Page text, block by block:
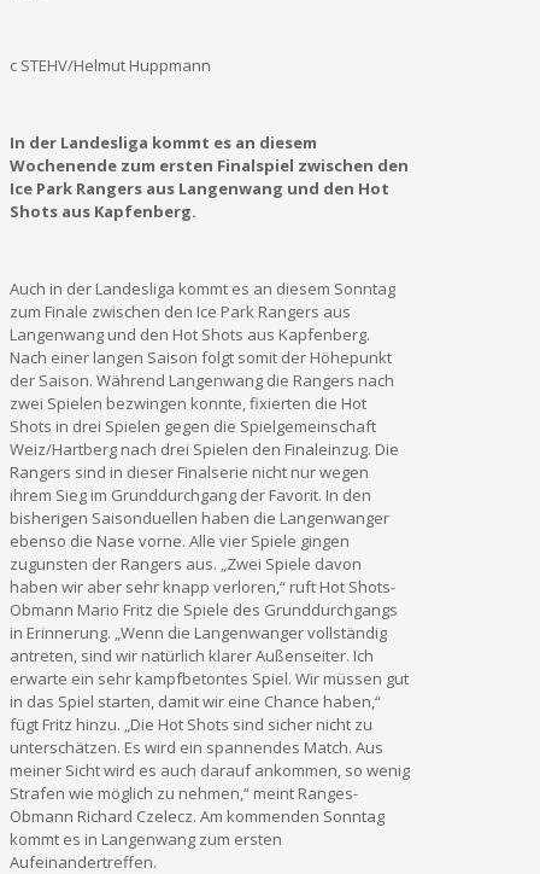
c STEHV/Helmut Huppmann
In der Landesliga kommt es an diesem
Wochenende zum ersten Finalspiel zwischen den
Ice Park Rangers aus Langenwang und den Hot
Shots aus Kapfenberg.
Auch in der Landesliga kommt es an diesem Sonntag
zum Finale zwischen den Ice Park Rangers aus
Langenwang und den Hot Shots aus Kapfenberg.
Nach einer langen Saison folgt somit der Höhepunkt
der Saison. Während Langenwang die Rangers nach
zwei Spielen bezwingen konnte, fixierten die Hot
Shots in drei Spielen gegen die Spielgemeinschaft
Weiz/Hartberg nach drei Spielen den Finaleinzug. Die
Rangers sind in dieser Finalserie nicht nur wegen
ihrem Sieg im Grunddurchgang der Favorit. In den
bisherigen Saisonduellen haben die Langenwanger
ebenso die Nase vorne. Alle vier Spiele gingen
zugunsten der Rangers aus. „Zwei Spiele davon
haben wir aber sehr knapp verloren,“ ruft Hot Shots-
Obmann Mario Fritz die Spiele des Grunddurchgangs
in Erinnerung. „Wenn die Langenwanger vollständig
antreten, sind wir natürlich klarer Außenseiter. Ich
erwarte ein sehr kampfbetontes Spiel. Wir müssen gut
in das Spiel starten, damit wir eine Chance haben,“
fügt Fritz hinzu. „Die Hot Shots sind sicher nicht zu
unterschätzen. Es wird ein spannendes Match. Aus
meiner Sicht wird es auch darauf ankommen, so wenig
Strafen wie möglich zu nehmen,“ meint Ranges-
Obmann Richard Czelecz. Am kommenden Sonntag
kommt es in Langenwang zum ersten
Aufeinandertreffen.